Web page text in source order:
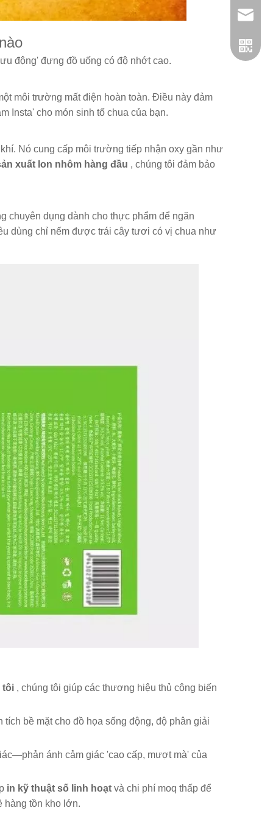
động' đựng đồ uống có độ nhớt cao.
môi trường mất điện hoàn toàn. Điều này đảm
Insta' cho món sinh tố chua của bạn.
Nó cung cấp môi trường tiếp nhận oxy gần như
xuất lon nhôm hàng đầu , chúng tôi đảm bảo
chuyên dụng dành cho thực phẩm để ngăn
dùng chỉ nếm được trái cây tươi có vị chua như
tôi , chúng tôi giúp các thương hiệu thủ công biến
tích bề mặt cho đồ họa sống động, độ phân giải
ánh cảm giác 'cao cấp, mượt mà' của
in kỹ thuật số linh hoạt và chi phí moq thấp để
hàng tồn kho lớn.